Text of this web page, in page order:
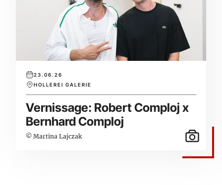
23.06.26
HOLLEREI GALERIE
Vernissage: Robert Comploj x
Bernhard Comploj
© Martina Lajczak